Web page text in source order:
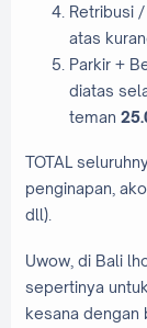
Retribusi
atas
Parkir +
diatas
teman
TOTAL
penginapan,
dll).
Uwow, di Bali
sepertinya
kesana dengan